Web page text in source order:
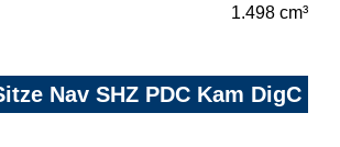
1.498 cm³
Nav SHZ PDC Kam DigC